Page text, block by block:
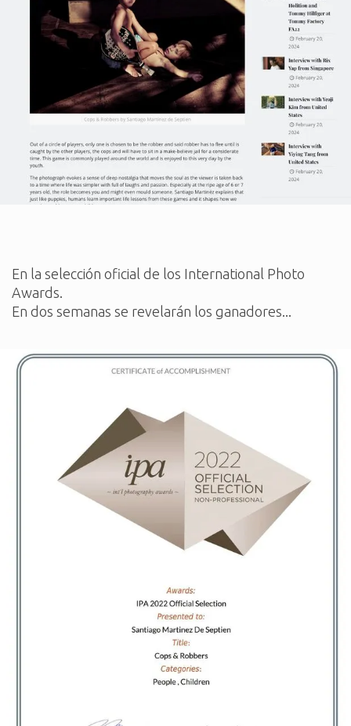
En la selección oficial de los International Photo
Awards.
En dos semanas se revelarán los ganadores...